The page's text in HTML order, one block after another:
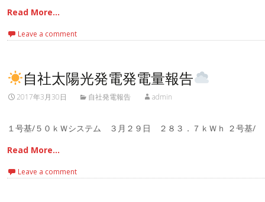
Read More…
Leave a comment
自社太陽光発電発電量報告
2017年3月30日 自社発電報告 admin
１号基/５０ｋＷシステム ３月２９日 ２８３．７ｋＷｈ ２号基/
Read More…
Leave a comment